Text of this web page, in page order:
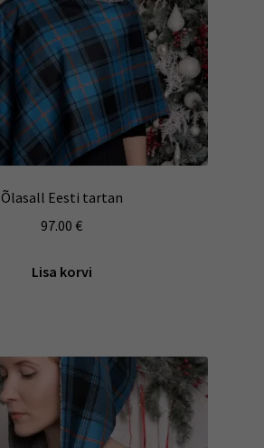
Õlasall Eesti tartan
97.00 €
Lisa korvi